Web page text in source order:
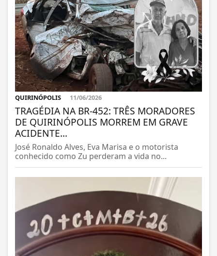
QUIRINÓPOLIS 11/06/2026
TRAGÉDIA NA BR-452: TRÊS MORADORES
DE QUIRINÓPOLIS MORREM EM GRAVE
ACIDENTE...
José Ronaldo Alves, Eva Marisa e o motorista
conhecido como Zu perderam a vida no...